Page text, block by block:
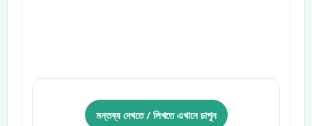
মন্তব্য দেখতে / লিখতে এখানে চাপুন